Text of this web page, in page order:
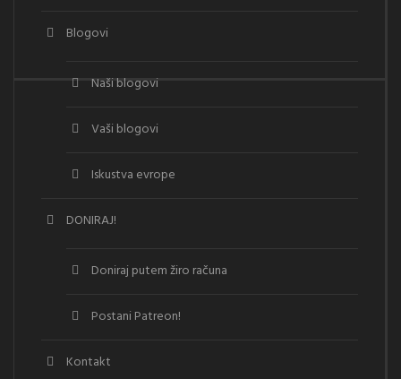
Blogovi
Naši blogovi
Vaši blogovi
Iskustva evrope
DONIRAJ!
Doniraj putem žiro računa
Postani Patreon!
Kontakt